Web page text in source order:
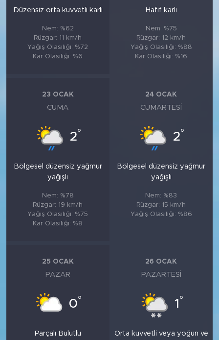
Düzensiz orta kuvvetli karlı
Nem: %62
Rüzgar: 11 km/h
Yağış Olasılığı: %72
Kar Olasılığı: %6
Hafif karlı
Nem: %75
Rüzgar: 12 km/h
Yağış Olasılığı: %88
Kar Olasılığı: %16
23 OCAK
CUMA
2°
Bölgesel düzensiz yağmur
yağışlı
Nem: %78
Rüzgar: 19 km/h
Yağış Olasılığı: %75
Kar Olasılığı: %8
24 OCAK
CUMARTESI
2°
Bölgesel düzensiz yağmur
yağışlı
Nem: %83
Rüzgar: 15 km/h
Yağış Olasılığı: %86
25 OCAK
PAZAR
0°
Parçalı Bulutlu
26 OCAK
PAZARTESI
1 °
Orta kuvvetli veya yoğun ve